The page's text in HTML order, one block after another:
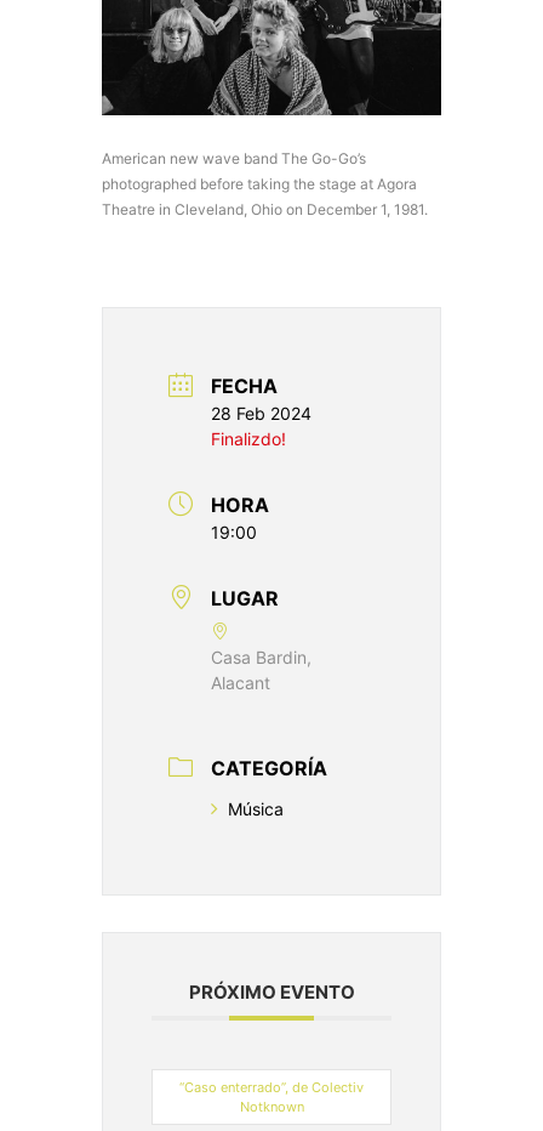
American new wave band The Go-Go’s
photographed before taking the stage at Agora
Theatre in Cleveland, Ohio on December 1, 1981.
FECHA
28 Feb 2024
Finalizdo!
HORA
19:00
LUGAR
Casa Bardin,
Alacant
CATEGORÍA
Música
PRÓXIMO EVENTO
“Caso enterrado”, de Colectiv
Notknown